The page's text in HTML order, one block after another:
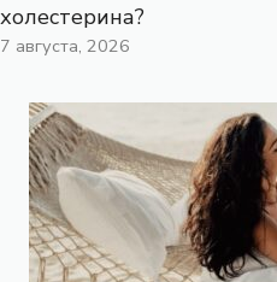
холестерина?
7 августа, 2026